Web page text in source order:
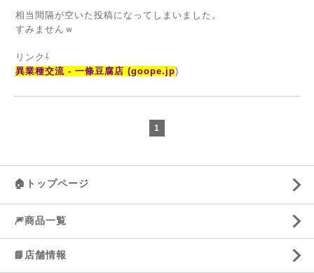
相当間隔が空いた投稿になってしまいました。
すみませんｗ
リンク⇩
異業種交流 - 一條豆腐店 (goope.jp)
1
🏠トップページ
🎆商品一覧
📘店舗情報